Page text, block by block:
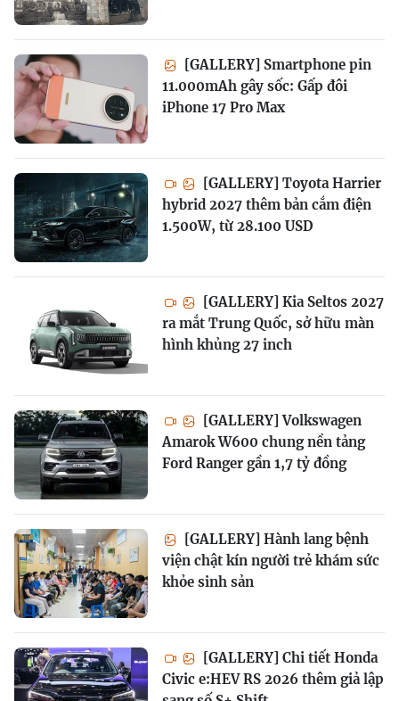
[GALLERY] Smartphone pin
11.000mAh gây sốc: Gấp đôi
iPhone 17 Pro Max
[GALLERY] Toyota Harrier
hybrid 2027 thêm bản cắm điện
1.500W, từ 28.100 USD
[GALLERY] Kia Seltos 2027
ra mắt Trung Quốc, sở hữu màn
hình khủng 27 inch
[GALLERY] Volkswagen
Amarok W600 chung nền tảng
Ford Ranger gần 1,7 tỷ đồng
[GALLERY] Hành lang bệnh
viện chật kín người trẻ khám sức
khỏe sinh sản
[GALLERY] Chi tiết Honda
Civic e:HEV RS 2026 thêm giả lập